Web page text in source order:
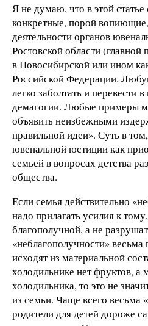
Я не думаю, что в этой статье
конкретные, порой
деятельности органов
Ростовской области
в Новосибирской или ином
Российской Федерации.
легко заболтать и перевести
демагогии. Любые примеры
объявить неизбежными
правильной идеи». Суть в
ювенальной юстиции как
семьей в вопросах детства
общества.
Если семья действительно
надо прилагать усилия к
благополучной, а не
«неблагополучности»
исходят из материальной
холодильнике нет фруктов, а
холодильника, то это не
из семьи. Чаще всего весьма
родители для детей дороже